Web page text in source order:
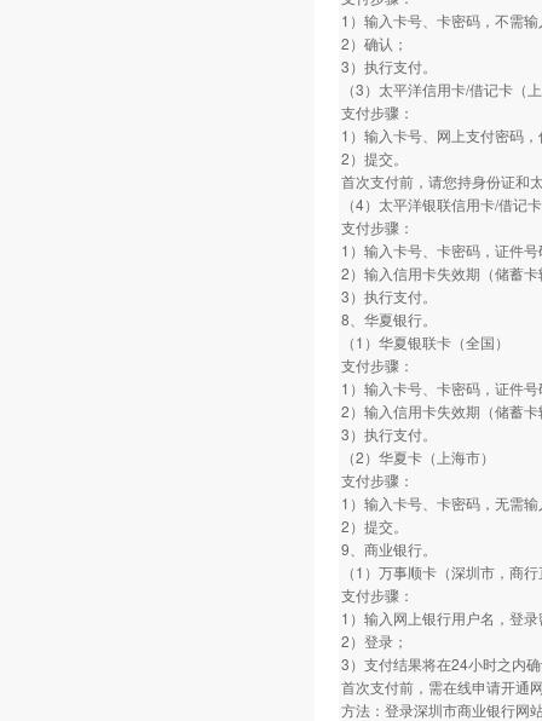
1）输入卡号、卡密码，不需
2）确认；
3）执行支付。
（3）太平洋信用卡/借记卡（
支付步骤：
1）输入卡号、网上支付密码
2）提交。
首次支付前，请您持身份证和
（4）太平洋银联信用卡/借记
支付步骤：
1）输入卡号、卡密码，证件
2）输入信用卡失效期（储蓄
3）执行支付。
8、华夏银行。
（1）华夏银联卡（全国）
支付步骤：
1）输入卡号、卡密码，证件
2）输入信用卡失效期（储蓄
3）执行支付。
（2）华夏卡（上海市）
支付步骤：
1）输入卡号、卡密码，无需
2）提交。
9、商业银行。
（1）万事顺卡（深圳市，商
支付步骤：
1）输入网上银行用户名，登
2）登录；
3）支付结果将在24小时之内
首次支付前，需在线申请开通
方法：登录深圳市商业银行网